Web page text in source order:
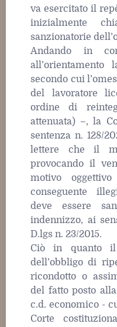
va esercitato il
inizialmente
sanzionatorie
Andando in
all’orientamento
secondo cui
del lavoratore
ordine di
attenuata) –, la
sentenza n. 128/
lettere che il
provocando il
motivo
conseguente
deve essere
indennizzo, ai
D.lgs n. 23/2015.
Ciò in quanto il
dell’obbligo di
ricondotto o
del fatto posto
c.d. economico -
Corte